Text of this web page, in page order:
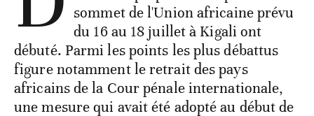
sommet de l'Union africaine prévu
du 16 au 18 juillet à Kigali ont
débuté. Parmi les points les plus débattus
figure notamment le retrait des pays
africains de la Cour pénale internationale,
une mesure qui avait été adopté au début de